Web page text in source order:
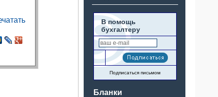
В помощь
бухгалтеру
Подписаться письмом
Бланки